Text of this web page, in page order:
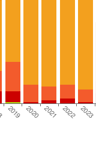
2019 20202021 2022 2023